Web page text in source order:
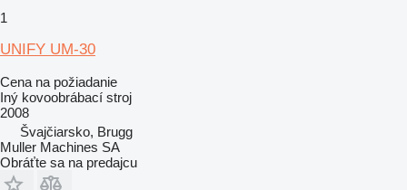
1
UNIFY UM-30
Cena na požiadanie
Iný kovoobrábací stroj
2008
Švajčiarsko, Brugg
Muller Machines SA
Obráťte sa na predajcu